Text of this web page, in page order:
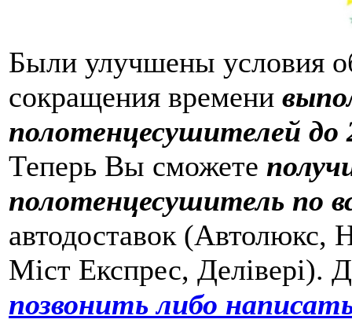
Были улучшены условия
сокращения времени
полотенцесушителей до
Теперь Вы сможете
полотенцесушитель по
автодоставок
Міст Експрес, Делівері).
позвонить либо